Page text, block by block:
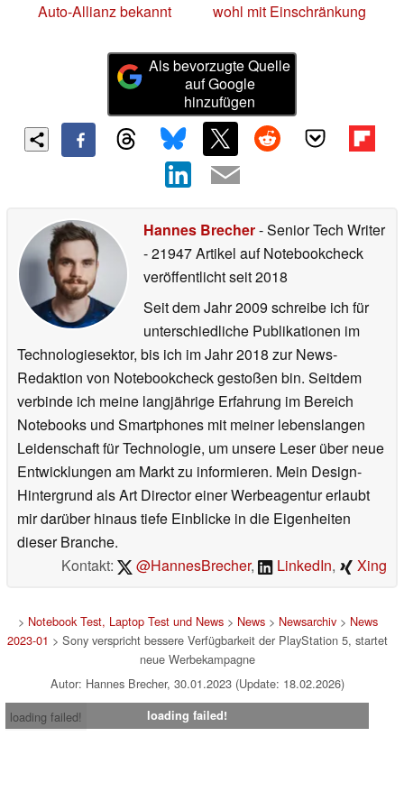
Auto-Allianz bekannt
wohl mit Einschränkung
Als bevorzugte Quelle
auf Google
hinzufügen
Hannes Brecher- Senior Tech Writer
- 21947 Artikel auf Notebookcheck
veröffentlichtseit 2018
Seit dem Jahr 2009 schreibe ich für
unterschiedliche Publikationen im
Technologiesektor, bis ich im Jahr 2018 zur News-
Redaktion von Notebookcheck gestoßen bin. Seitdem
verbinde ich meine langjährige Erfahrung im Bereich
Notebooks und Smartphones mit meiner lebenslangen
Leidenschaft für Technologie, um unsere Leser über neue
Entwicklungen am Markt zu informieren. Mein Design-
Hintergrund als Art Director einer Werbeagentur erlaubt
mir darüber hinaus tiefe Einblicke in die Eigenheiten
dieser Branche.
Kontakt:
@HannesBrecher, LinkedIn, Xing
> Notebook Test, Laptop Test und News> News> Newsarchiv> News
2023-01 > Sony verspricht bessere Verfügbarkeit der PlayStation 5, startet
neue Werbekampagne
Autor: Hannes Brecher, 30.01.2023 (Update: 18.02.2026)
loading failed!
loading failed!